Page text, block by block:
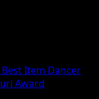
Item Dancer
Award